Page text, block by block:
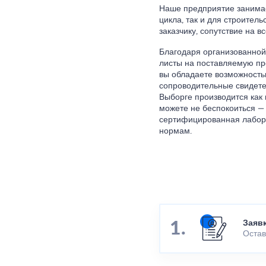
Наше предприятие
цикла, так и для
заказчику, сопутствие на
Благодаря
листы на поставляемую
вы обладаете
сопроводительные
Выборге производится
можете не беспокоиться
сертифицированная
нормам.